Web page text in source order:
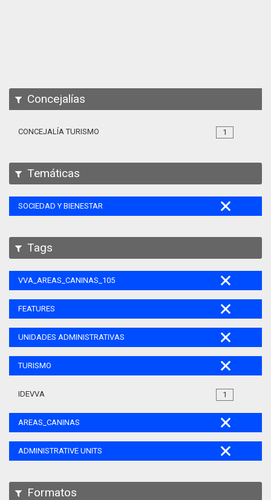
Concejalías
1
CONCEJALÍA TURISMO
Temáticas
SOCIEDAD Y BIENESTAR
Tags
VVA_AREAS_CANINAS_105
FEATURES
UNIDADES ADMINISTRATIVAS
TURISMO
1
IDEVVA
AREAS_CANINAS
ADMINISTRATIVE UNITS
Formatos